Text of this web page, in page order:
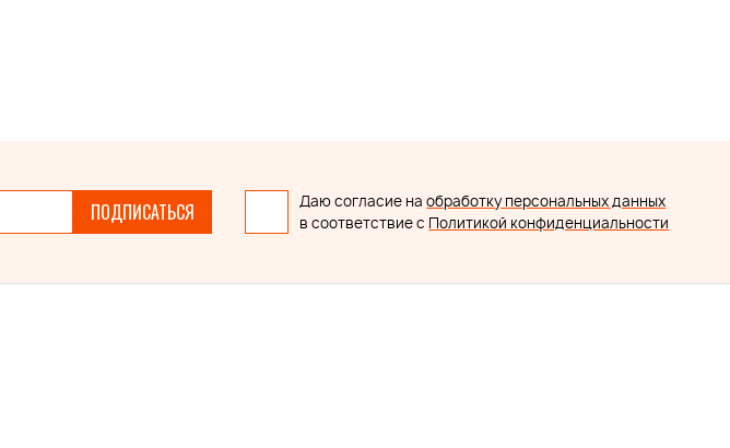
ПОДПИСАТЬСЯ Даю согласие наобработку персональных данных
в соответствие с Политикой конфиденциальности